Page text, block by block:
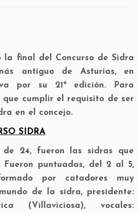
la final del Concurso de Sidra
antiguo de Asturias, en
por su 21ª edición. Para
cumplir el requisito de ser
en el concejo.
SIDRA
24, fueron las sidras que
puntuadas, del 2 al 5,
por catadores muy
de la sidra, presidente:
(Villaviciosa), vocales: